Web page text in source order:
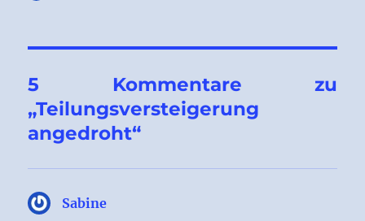
5 Kommentare zu
„Teilungsversteigerung
angedroht“
Sabine